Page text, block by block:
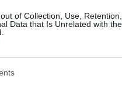
of Collection, Use,
Data that Is Unrelated with
σχετίζεται μόνο με τη
εξαρτημένη από τα
Αντικείμενα που
τα CD players και
και προσωπικής